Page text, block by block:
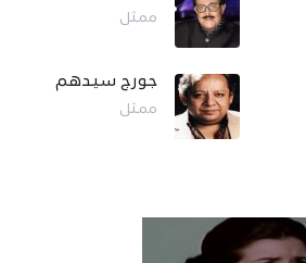
ممثل
جورج سيدهم
ممثل